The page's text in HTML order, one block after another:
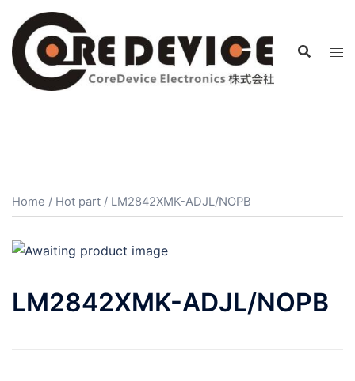
Home / Hot part / LM2842XMK-ADJL/NOPB
LM2842XMK-ADJL/NOPB